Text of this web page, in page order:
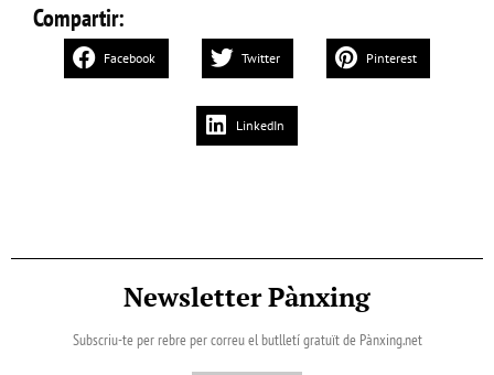
Compartir:
Facebook Twitter Pinterest
LinkedIn
Newsletter Pànxing
Subscriu-te per rebre per correu el butlletí gratuït de Pànxing.net​